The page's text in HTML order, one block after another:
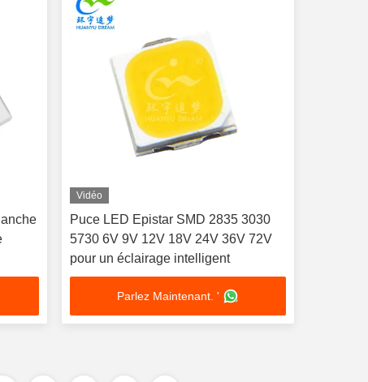
Vidéo
Puce LED Epistar SMD 2835 3030
5730 6V 9V 12V 18V 24V 36V 72V
pour un éclairage intelligent
Parlez Maintenant. '